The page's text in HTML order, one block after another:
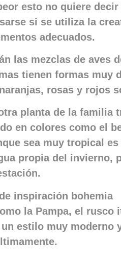
esto no quiere
si se utiliza la
adecuados.
las mezclas de aves
tienen formas muy
rosas y rojos
planta de la familia
en colores como el
sea muy tropical
propia del invierno,
inspiración bohemia
la Pampa, el rusco
estilo muy moderno